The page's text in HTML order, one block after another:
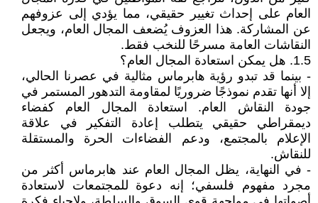
العام على إحداث تغيير حقيقي، مما يؤدي إلى عزوفهم
عن المشاركة. هذا العزوف يُضعف المجال العام، ويجعل
النقاشات العامة مسرحًا للنخب فقط.
1.5. هل يمكن استعادة المجال العام؟
- بينما قد تبدو رؤية هابرماس مثالية في عصرنا الحالي،
إلا أنها تقدم نموذجًا ضروريًا لمقاومة التدهور المستمر في
جودة النقاش العام. استعادة المجال العام كفضاء
ديمقراطي حقيقي يتطلب إعادة التفكير في علاقة
الإعلام بالمجتمع، ودعم الفضاءات الحرة والمستقلة
للنقاش.
- في النهاية، يظل المجال العام عند هابرماس أكثر من
مجرد مفهوم فلسفي؛ إنه دعوة للمجتمعات لاستعادة